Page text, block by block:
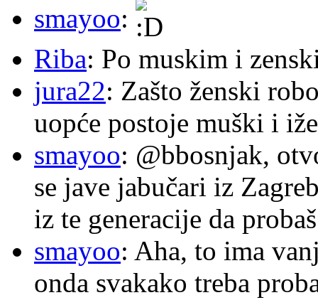
smayoo:
Riba: Po muskim i
jura22: Zašto ženski
uopće postoje muški i
smayoo: @bbosnjak,
se jave jabučari iz
iz te generacije da
smayoo: Aha, to ima
onda svakako treba